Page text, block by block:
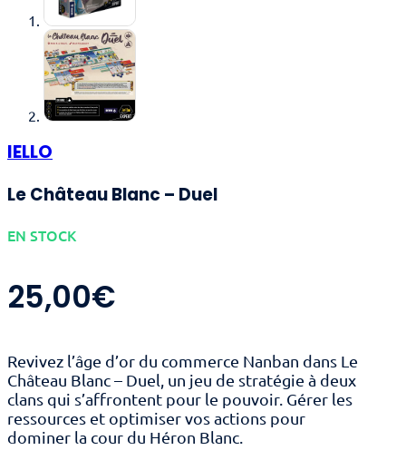
IELLO
Le Château Blanc – Duel
EN STOCK
25,00€
Revivez l’âge d’or du commerce Nanban dans Le
Château Blanc – Duel, un jeu de stratégie à deux
clans qui s’affrontent pour le pouvoir. Gérer les
ressources et optimiser vos actions pour
dominer la cour du Héron Blanc.